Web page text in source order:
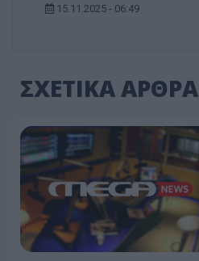
15.11.2025 - 06:49
ΣΧΕΤΙΚΑ ΑΡΘΡΑ